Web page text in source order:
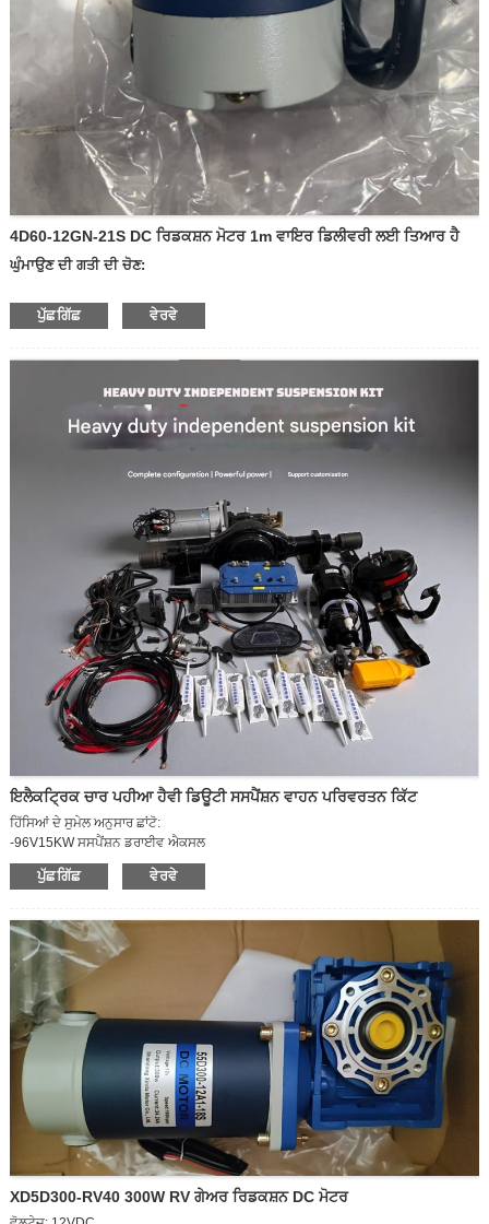
4D60-12GN-21S DC ਰਿਡਕਸ਼ਨ ਮੋਟਰ 1m ਵਾਇਰ ਡਿਲੀਵਰੀ ਲਈ ਤਿਆਰ ਹੈ
ਘੁੰਮਾਉਣ ਦੀ ਗਤੀ ਦੀ ਚੋਣ:
—600 ਆਰਪੀਐਮ ਪ੍ਰਤੀ ਮਿੰਟ
—400 ਆਰਪੀਐਮ ਪ੍ਰਤੀ ਮਿੰਟ
—200 ਚੱਕਰ ਪ੍ਰਤੀ ਮਿੰਟ
—50 ਚੱਕਰ ਪ੍ਰਤੀ ਮਿੰਟ
—30 ਚੱਕਰ ਪ੍ਰਤੀ ਮਿੰਟ
ਬ੍ਰੇਕ ਵਾਲਾ ਉਤਪਾਦ ਜਾਂ ਨਹੀਂ:
- ਬ੍ਰੇਕ ਤੋਂ ਬਿਨਾਂ
ਪੁੱਛਗਿੱਛ ਵੇਰਵੇ
ਇਲੈਕਟ੍ਰਿਕ ਚਾਰ ਪਹੀਆ ਹੈਵੀ ਡਿਊਟੀ ਸਸਪੈਂਸ਼ਨ ਵਾਹਨ ਪਰਿਵਰਤਨ ਕਿੱਟ
ਹਿੱਸਿਆਂ ਦੇ ਸੁਮੇਲ ਅਨੁਸਾਰ ਛਾਂਟੋ:
-96V15KW ਸਸਪੈਂਸ਼ਨ ਡਰਾਈਵ ਐਕਸਲ
-96V15KW ਕੰਟਰੋਲਰ
-ਵੈਕਿਊਮ-ਸਹਾਇਕ ਬ੍ਰੇਕ
-AC ਲਾਈਨ ਸਪੀਡ (ਫਿਊਜ਼ ਬਾਕਸ ਸਮੇਤ)
ਪੁੱਛਗਿੱਛ ਵੇਰਵੇ
XD5D300-RV40 300W RV ਗੇਅਰ ਰਿਡਕਸ਼ਨ DC ਮੋਟਰ